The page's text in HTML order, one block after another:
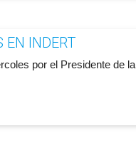
EN INDERT
por el Presidente de la